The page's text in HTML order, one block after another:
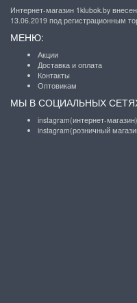
Интернет-магазин 1klubok.by
13.06.2019 под регистрационным
МЕНЮ:
Акции
Доставка и оплата
Контакты
Оптовикам
МЫ В СОЦИАЛЬНЫХ
instagram(интернет-магазин)
instagram(розничный